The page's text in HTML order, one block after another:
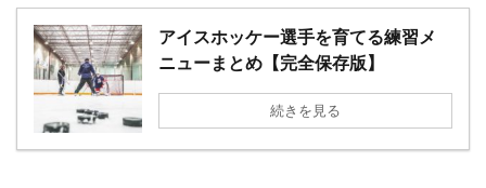
アイスホッケー選手を育てる練習メ
ニューまとめ【完全保存版】
続きを見る